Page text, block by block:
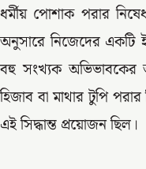
ধর্মীয় পোশাক পরার
অনুসারে নিজেদের একটি
বহু সংখ্যক অভিভাবকের
হিজাব বা মাথার টুপি
এই সিদ্ধান্ত প্রয়োজন ছিল।